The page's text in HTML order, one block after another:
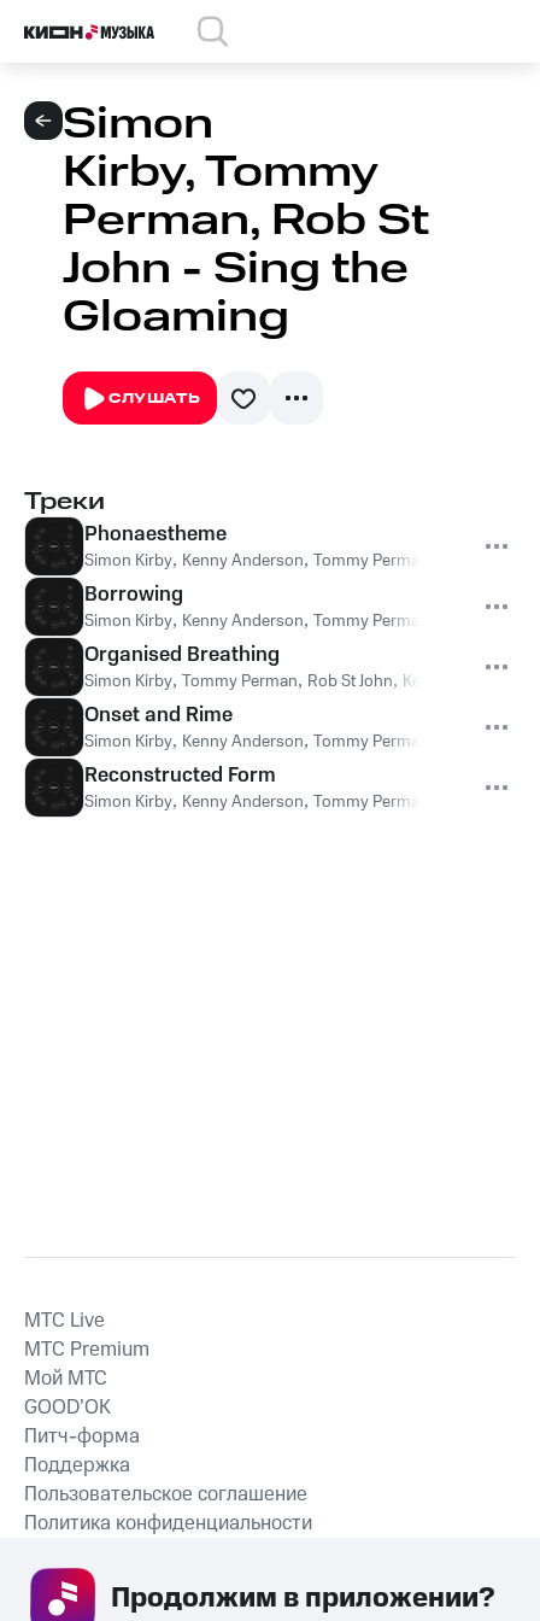
Simon
Kirby, Tommy
Perman, Rob St
John - Sing the
Gloaming
СЛУШАТЬ
Треки
Phonaestheme
Simon Kirby, Kenny Anderson, Tommy Perman
Borrowing
Simon Kirby, Kenny Anderson, Tommy Perman
Organised Breathing
Simon Kirby, Tommy Perman, Rob St John, Kenny Anderson
Onset and Rime
Simon Kirby, Kenny Anderson, Tommy Perman
Reconstructed Form
Simon Kirby, Kenny Anderson, Tommy Perman
СКАЧАТЬ ПРИЛОЖЕНИЕ
MTС Live
MTС Premium
Мой МТС
GOOD’OK
Питч-форма
Поддержка
Пользовательское соглашение
Политика конфиденциальности